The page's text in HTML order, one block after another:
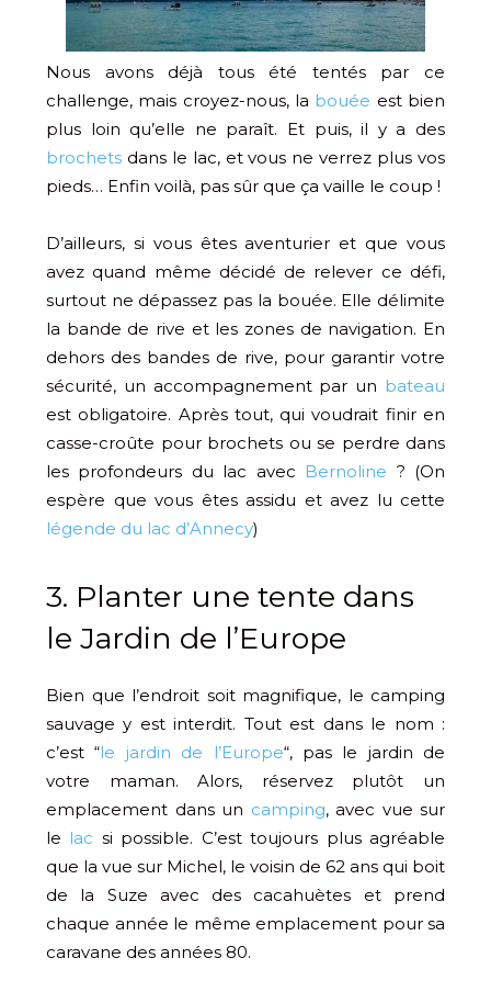
Nous avons déjà tous été tentés par ce
challenge, mais croyez-nous, la bouée est bien
plus loin qu’elle ne paraît. Et puis, il y a des
brochets dans le lac, et vous ne verrez plus vos
pieds… Enfin voilà, pas sûr que ça vaille le coup !
D’ailleurs, si vous êtes aventurier et que vous
avez quand même décidé de relever ce défi,
surtout ne dépassez pas la bouée. Elle délimite
la bande de rive et les zones de navigation. En
dehors des bandes de rive, pour garantir votre
sécurité, un accompagnement par un bateau
est obligatoire. Après tout, qui voudrait finir en
casse-croûte pour brochets ou se perdre dans
les profondeurs du lac avec Bernoline ? (On
espère que vous êtes assidu et avez lu cette
légende du lac d’Annecy)
3. Planter une tente dans
le Jardin de l’Europe
Bien que l’endroit soit magnifique, le camping
sauvage y est interdit. Tout est dans le nom :
c’est “le jardin de l’Europe“, pas le jardin de
votre maman. Alors, réservez plutôt un
emplacement dans un camping, avec vue sur
le lac si possible. C’est toujours plus agréable
que la vue sur Michel, le voisin de 62 ans qui boit
de la Suze avec des cacahuètes et prend
chaque année le même emplacement pour sa
caravane des années 80.